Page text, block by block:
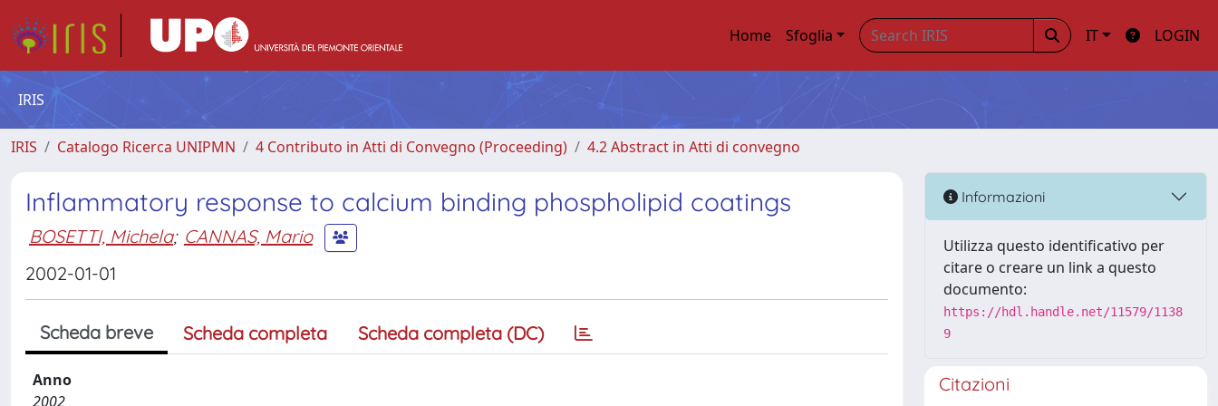
Home Sfoglia IT LOGIN
IRIS
IRIS Catalogo Ricerca UNIPMN 4 Contributo in Atti di Convegno (Proceeding) 4.2 Abstract in Atti di convegno
Inflammatory response to calcium binding phospholipid coatings
BOSETTI, Michela; CANNAS, Mario
2002-01-01
Scheda breve Scheda completa Scheda completa (DC)
Anno
2002
Informazioni
Utilizza questo identificativo per
citare o creare un link a questo
documento:
https://hdl.handle.net/11579/1138
9
Citazioni